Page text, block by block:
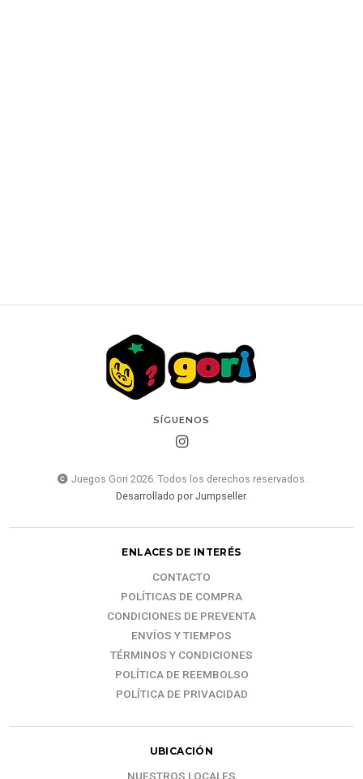
SÍGUENOS
Juegos Gori 2026. Todos los derechos reservados.
Desarrollado por Jumpseller.
ENLACES DE INTERÉS
CONTACTO
POLÍTICAS DE COMPRA
CONDICIONES DE PREVENTA
ENVÍOS Y TIEMPOS
TÉRMINOS Y CONDICIONES
POLÍTICA DE REEMBOLSO
POLÍTICA DE PRIVACIDAD
UBICACIÓN
NUESTROS LOCALES